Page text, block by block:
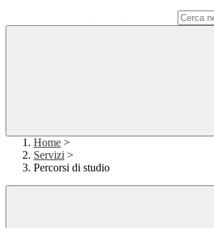
Home >
Servizi >
Percorsi di studio